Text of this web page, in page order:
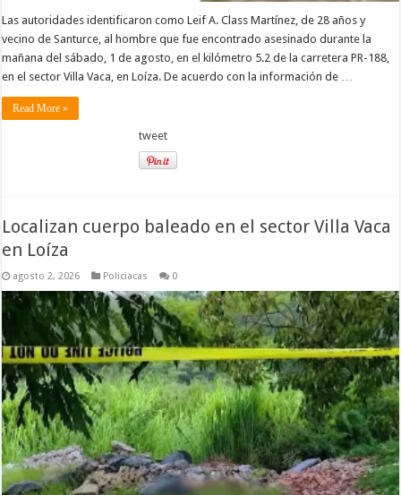
Las autoridades identificaron como Leif A. Class Martínez, de 28 años y
vecino de Santurce, al hombre que fue encontrado asesinado durante la
mañana del sábado, 1 de agosto, en el kilómetro 5.2 de la carretera PR-188,
en el sector Villa Vaca, en Loíza. De acuerdo con la información de …
Read More »
tweet
Localizan cuerpo baleado en el sector Villa Vaca
en Loíza
agosto 2, 2026 Policiacas 0